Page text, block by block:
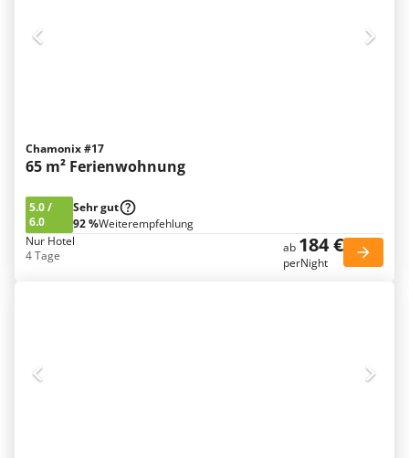
Chamonix #17
65 m² Ferienwohnung
5.0/
6.0
Sehr gut
92 %Weiterempfehlung
Nur Hotel
4 Tage
ab 184 €
perNight